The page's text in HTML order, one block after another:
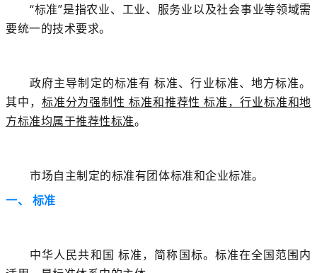
“标准”是指农业、工业、服务业以及社会事业等领域需
要统一的技术要求。
政府主导制定的标准有 标准、行业标准、地方标准。
其中， 标准分为强制性 标准和推荐性 标准，行业标准和地
方标准均属于推荐性标准。
市场自主制定的标准有团体标准和企业标准。
一、 标准
中华人民共和国 标准，简称国标。 标准在全国范围内